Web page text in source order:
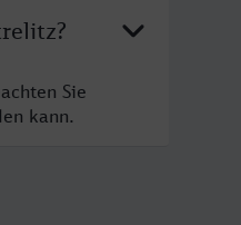
Sie
kann.